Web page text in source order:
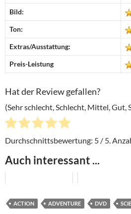
Bild:
Ton:
Extras/Ausstattung:
Preis-Leistung
Hat der Review gefallen?
(Sehr schlecht, Schlecht, Mittel, Gut,
Durchschnittsbewertung: 5 / 5.
Auch interessant ...
ACTION ADVENTURE DVD